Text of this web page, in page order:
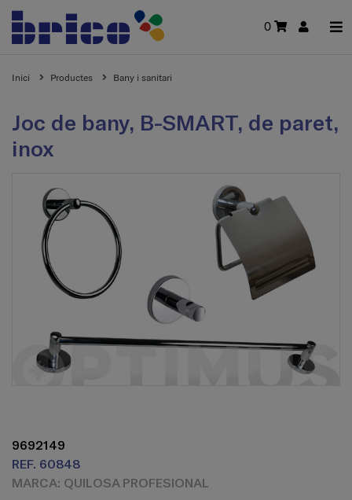
0
Inici Productes Bany i sanitari
Joc de bany, B-SMART, de paret,
inox
9692149
REF. 60848
MARCA: QUILOSA PROFESIONAL